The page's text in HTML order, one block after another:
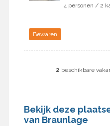
Bewaren
2 beschikbare
Bekijk deze
van Braunlage